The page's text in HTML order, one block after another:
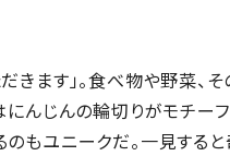
きます」。食べ物や野菜
にんじんの輪切りがモチー
もユニークだ。一見する